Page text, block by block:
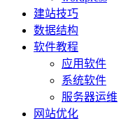
建站技巧
数据结构
软件教程
应用软件
系统软件
服务器运维
网站优化